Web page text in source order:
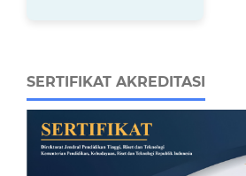
SERTIFIKAT AKREDITASI